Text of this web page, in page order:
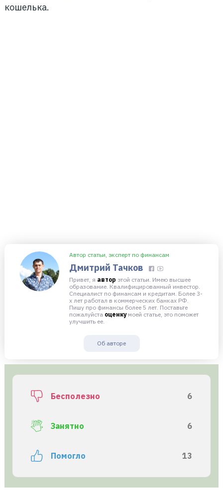
кошелька.
Автор статьи, эксперт по финансам
Дмитрий Тачков
Привет, я автор этой статьи. Имею высшее
образование. Квалифицированный инвестор.
Специалист по финансам и кредитам. Более 3-
х лет работал в коммерческих банках РФ.
Пишу про финансы более 5 лет. Поставьте
пожалуйста оценкумоей статье, это поможет
улучшить ее.
Об авторе
Бесполезно 6
Занятно 6
Помогло 13